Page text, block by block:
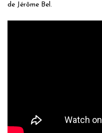
de Jérôme Bel.